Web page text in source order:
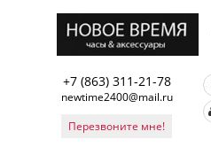
+7 (863) 311-21-78
newtime2400@mail.ru
Перезвоните мне!